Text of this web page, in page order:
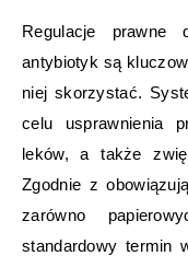
Regulacje prawne
antybiotyk są
niej skorzystać.
celu usprawnienia
leków, a także
Zgodnie z
zarówno
standardowy termin